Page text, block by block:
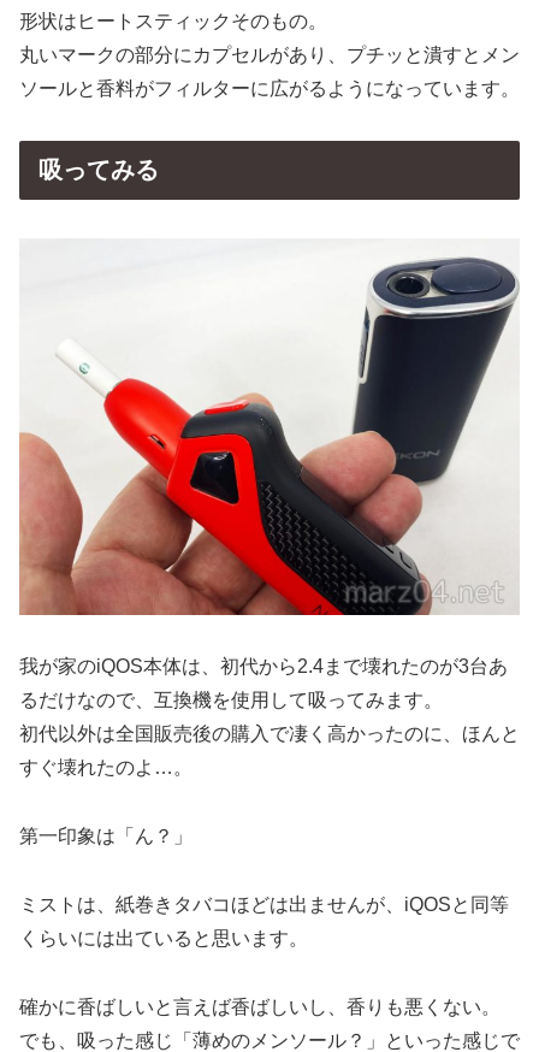
形状はヒートスティックそのもの。
丸いマークの部分にカプセルがあり、プチッと潰すとメン
ソールと香料がフィルターに広がるようになっています。
吸ってみる
我が家のiQOS本体は、初代から2.4まで壊れたのが3台あ
るだけなので、互換機を使用して吸ってみます。
初代以外は全国販売後の購入で凄く高かったのに、ほんと
すぐ壊れたのよ…。
第一印象は「ん？」
ミストは、紙巻きタバコほどは出ませんが、iQOSと同等
くらいには出ていると思います。
確かに香ばしいと言えば香ばしいし、香りも悪くない。
でも、吸った感じ「薄めのメンソール？」といった感じで